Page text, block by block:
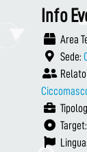
Info
Area
Sede:
Target:
Lingua: